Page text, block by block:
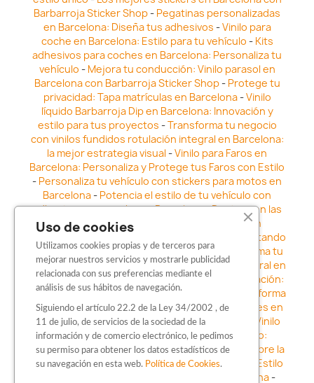
Barbarroja Sticker Shop- Pegatinas personalizadas
en Barcelona: Diseña tus adhesivos -Vinilo para
coche en Barcelona: Estilo para tu vehículo - Kits
adhesivos para coches en Barcelona: Personaliza tu
vehículo - Mejora tu conducción: Vinilo parasol en
Barcelona con Barbarroja Sticker Shop- Protege tu
privacidad: Tapa matrículas en Barcelona-Vinilo
líquido Barbarroja Dip en Barcelona: Innovación y
estilo para tus proyectos -Transforma tu negocio
con vinilos fundidos rotulación integral en Barcelona:
la mejor estrategia visual -Vinilo para Faros en
Barcelona: Personaliza y Protege tus Faros con Estilo
- Personaliza tu vehículo con stickers para motos en
Barcelona- Potencia el estilo de tu vehículo con
adhesivos para coche en Barcelona-Destaca en las
calles: Los Mejores stickers para coches en
Vinilo para faros en Barcelona: Resaltando
la Estética y Seguridad del Automóvil- Transforma tu
vehículo con los vinilos fundidos rotulación integral en
Barcelona-Explora la Innovación en Personalización:
Vinilo líquido barbarroja dip en Barcelona
Transforma
tu vehículo con estilo: Kits adhesivos para coches en
Barcelona-Personaliza tu vehículo con estilo: Vinilo
para coche en Barcelona-Destaca con Estilo:
Pegatinas personalizadas en Barcelona -Descubre la
distinción: Los Mejores stickers en Barcelona
Estilo
en movimiento: Sticker para motos en Barcelona-
Uso de cookies
Utilizamos cookies propias y de terceros para
mejorar nuestros servicios y mostrarle publicidad
relacionada con sus preferencias mediante el
análisis de sus hábitos de navegación.
Siguiendo el artículo 22.2 de la Ley 34/2002 , de
11 de julio, de servicios de la sociedad de la
información y de comercio electrónico, le pedimos
su permiso para obtener los datos estadísticos de
su navegación en esta web. Política de Cookies.